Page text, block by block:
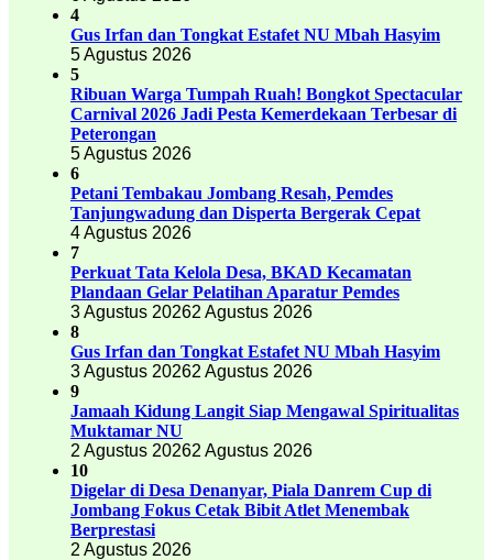
4
Gus Irfan dan Tongkat Estafet NU Mbah Hasyim
5 Agustus 2026
5
Ribuan Warga Tumpah Ruah! Bongkot Spectacular
Carnival 2026 Jadi Pesta Kemerdekaan Terbesar di
Peterongan
5 Agustus 2026
6
Petani Tembakau Jombang Resah, Pemdes
Tanjungwadung dan Disperta Bergerak Cepat
4 Agustus 2026
7
Perkuat Tata Kelola Desa, BKAD Kecamatan
Plandaan Gelar Pelatihan Aparatur Pemdes
3 Agustus 20262 Agustus 2026
8
Gus Irfan dan Tongkat Estafet NU Mbah Hasyim
3 Agustus 20262 Agustus 2026
9
Jamaah Kidung Langit Siap Mengawal Spiritualitas
Muktamar NU
2 Agustus 20262 Agustus 2026
10
Digelar di Desa Denanyar, Piala Danrem Cup di
Jombang Fokus Cetak Bibit Atlet Menembak
Berprestasi
2 Agustus 2026